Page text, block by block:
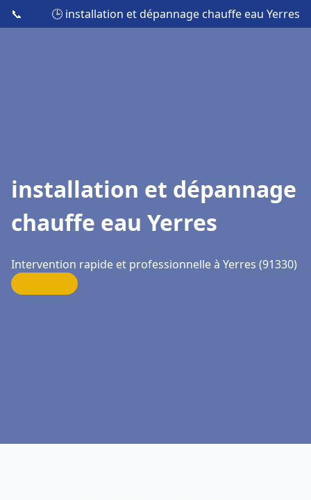
📞 🕒 installation et dépannage chauffe eau Yerres
installation et dépannage
chauffe eau Yerres
Intervention rapide et professionnelle à Yerres (91330)